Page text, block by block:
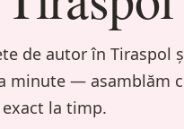
de autor în Tiraspol
minute — asamblăm
la timp.